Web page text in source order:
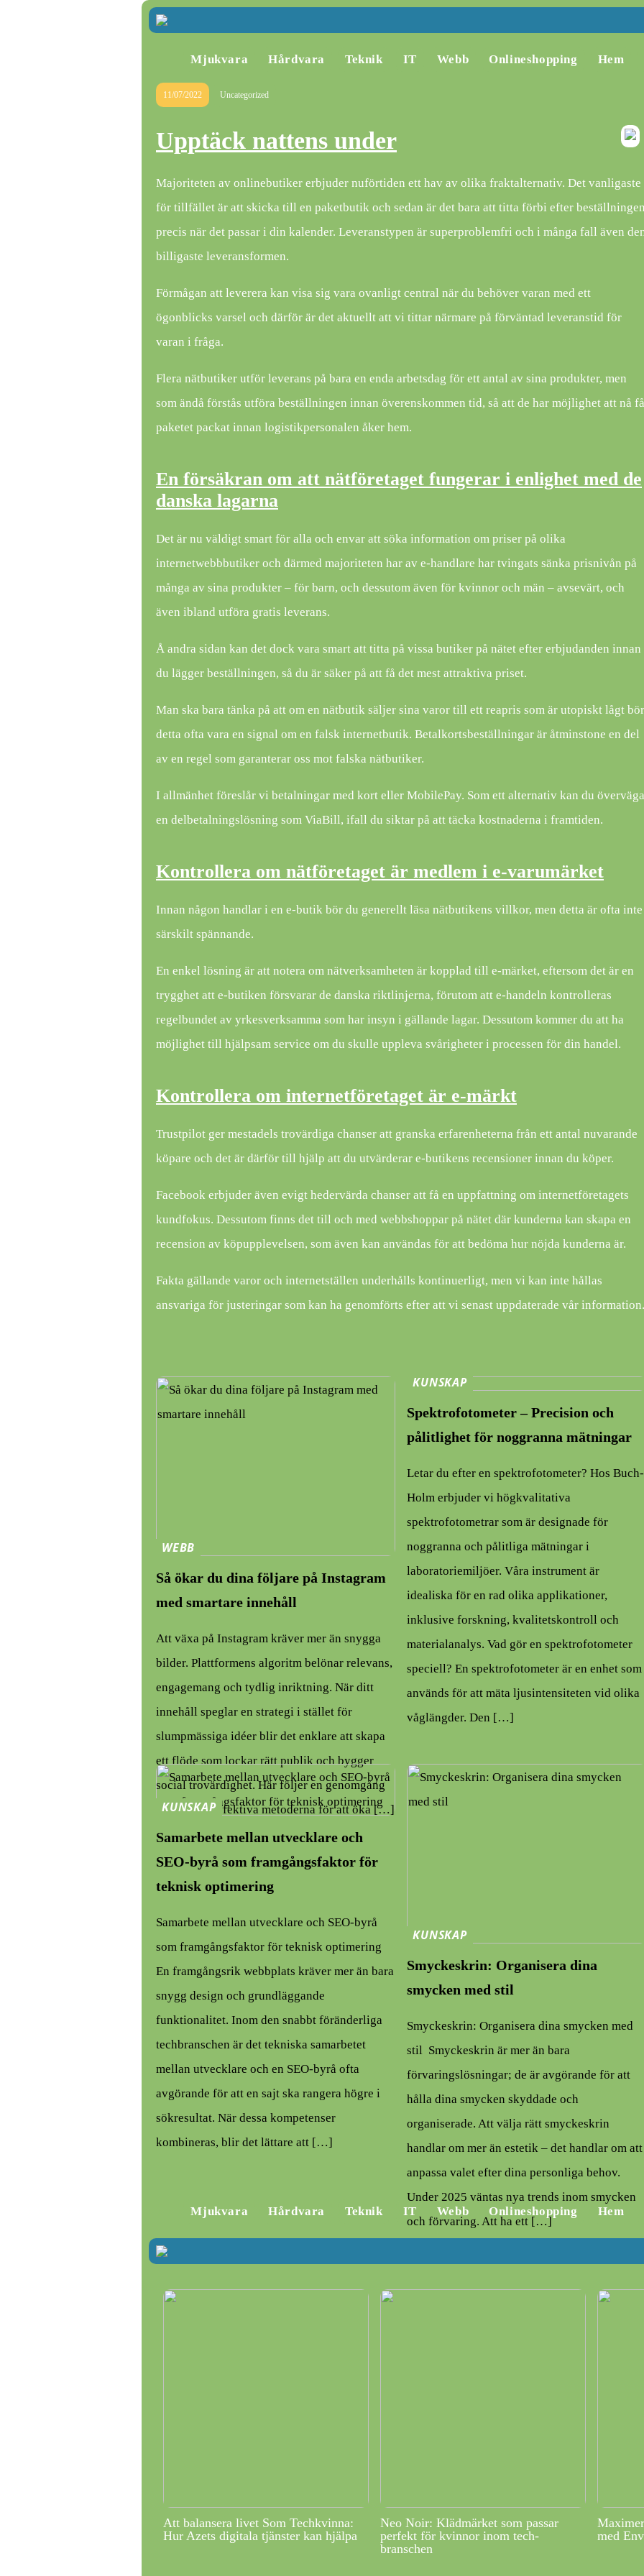
Mjukvara Hårdvara Teknik IT Webb Onlineshopping Hem
11/07/2022 Uncategorized
Upptäck nattens under
Majoriteten av onlinebutiker erbjuder nuförtiden ett hav av olika fraktalternativ. Det vanligaste
för tillfället är att skicka till en paketbutik och sedan är det bara att titta förbi efter
precis när det passar i din kalender. Leveranstypen är superproblemfri och i många fall även
billigaste leveransformen.
Förmågan att leverera kan visa sig vara ovanligt central när du behöver varan med ett
ögonblicks varsel och därför är det aktuellt att vi tittar närmare på förväntad leveranstid för
varan i fråga.
Flera nätbutiker utför leverans på bara en enda arbetsdag för ett antal av sina produkter, men
som ändå förstås utföra beställningen innan överenskommen tid, så att de har möjlighet att nå få
paketet packat innan logistikpersonalen åker hem.
En försäkran om att nätföretaget fungerar i enlighet med de
danska lagarna
Det är nu väldigt smart för alla och envar att söka information om priser på olika
internetwebbbutiker och därmed majoriteten har av e-handlare har tvingats sänka prisnivån på
många av sina produkter – för barn, och dessutom även för kvinnor och män – avsevärt, och
även ibland utföra gratis leverans.
Å andra sidan kan det dock vara smart att titta på vissa butiker på nätet efter erbjudanden innan
du lägger beställningen, så du är säker på att få det mest attraktiva priset.
Man ska bara tänka på att om en nätbutik säljer sina varor till ett reapris som är utopiskt lågt bör
detta ofta vara en signal om en falsk internetbutik. Betalkortsbeställningar är åtminstone en del
av en regel som garanterar oss mot falska nätbutiker.
I allmänhet föreslår vi betalningar med kort eller MobilePay. Som ett alternativ kan du överväga
en delbetalningslösning som ViaBill, ifall du siktar på att täcka kostnaderna i framtiden.
Kontrollera om nätföretaget är medlem i e-varumärket
Innan någon handlar i en e-butik bör du generellt läsa nätbutikens villkor, men detta är ofta inte
särskilt spännande.
En enkel lösning är att notera om nätverksamheten är kopplad till e-märket, eftersom det är en
trygghet att e-butiken försvarar de danska riktlinjerna, förutom att e-handeln kontrolleras
regelbundet av yrkesverksamma som har insyn i gällande lagar. Dessutom kommer du att ha
möjlighet till hjälpsam service om du skulle uppleva svårigheter i processen för din handel.
Kontrollera om internetföretaget är e-märkt
Trustpilot ger mestadels trovärdiga chanser att granska erfarenheterna från ett antal nuvarande
köpare och det är därför till hjälp att du utvärderar e-butikens recensioner innan du köper.
Facebook erbjuder även evigt hedervärda chanser att få en uppfattning om internetföretagets
kundfokus. Dessutom finns det till och med webbshoppar på nätet där kunderna kan skapa en
recension av köpupplevelsen, som även kan användas för att bedöma hur nöjda kunderna är.
Fakta gällande varor och internetställen underhålls kontinuerligt, men vi kan inte hållas
ansvariga för justeringar som kan ha genomförts efter att vi senast uppdaterade vår information.
WEBB
Så ökar du dina följare på Instagram
med smartare innehåll
Att växa på Instagram kräver mer än snygga
bilder. Plattformens algoritm belönar relevans,
engagemang och tydlig inriktning. När ditt
innehåll speglar en strategi i stället för
slumpmässiga idéer blir det enklare att skapa
ett flöde som lockar rätt publik och bygger
social trovärdighet. Här följer en genomgång
av de mest effektiva metoderna för att öka […]
KUNSKAP
Spektrofotometer – Precision och
pålitlighet för noggranna mätningar
Letar du efter en spektrofotometer? Hos Buch-
Holm erbjuder vi högkvalitativa
spektrofotometrar som är designade för
noggranna och pålitliga mätningar i
laboratoriemiljöer. Våra instrument är
idealiska för en rad olika applikationer,
inklusive forskning, kvalitetskontroll och
materialanalys. Vad gör en spektrofotometer
speciell? En spektrofotometer är en enhet som
används för att mäta ljusintensiteten vid olika
våglängder. Den […]
KUNSKAP
Samarbete mellan utvecklare och
SEO-byrå som framgångsfaktor för
teknisk optimering
Samarbete mellan utvecklare och SEO-byrå
som framgångsfaktor för teknisk optimering
En framgångsrik webbplats kräver mer än bara
snygg design och grundläggande
funktionalitet. Inom den snabbt föränderliga
techbranschen är det tekniska samarbetet
mellan utvecklare och en SEO-byrå ofta
avgörande för att en sajt ska rangera högre i
sökresultat. När dessa kompetenser
kombineras, blir det lättare att […]
KUNSKAP
Smyckeskrin: Organisera dina
smycken med stil
Smyckeskrin: Organisera dina smycken med
stil Smyckeskrin är mer än bara
förvaringslösningar; de är avgörande för att
hålla dina smycken skyddade och
organiserade. Att välja rätt smyckeskrin
handlar om mer än estetik – det handlar om att
anpassa valet efter dina personliga behov.
Under 2025 väntas nya trends inom smycken
och förvaring. Att ha ett […]
Mjukvara Hårdvara Teknik IT Webb Onlineshopping Hem
Att balansera livet Som Techkvinna:
Hur Azets digitala tjänster kan hjälpa
Neo Noir: Klädmärket som passar
perfekt för kvinnor inom tech-
branschen
med